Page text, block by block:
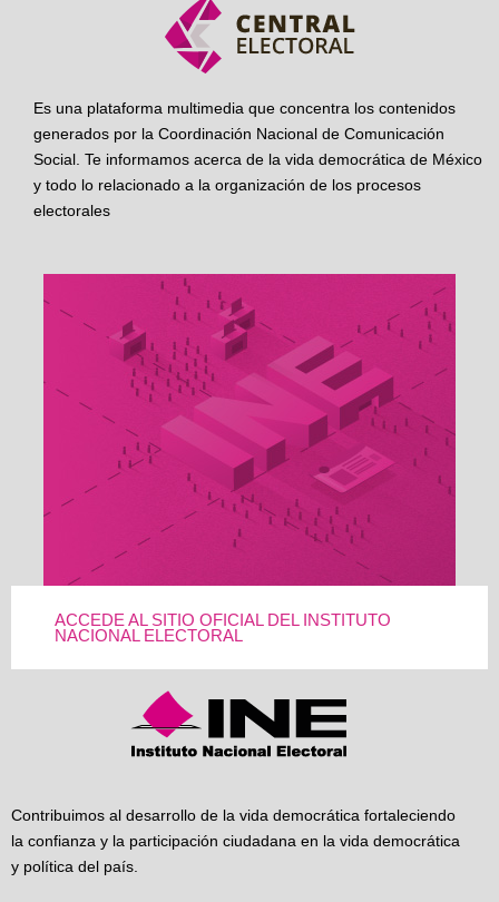
Es una plataforma multimedia que concentra los contenidos
generados por la Coordinación Nacional de Comunicación
Social. Te informamos acerca de la vida democrática de México
y todo lo relacionado a la organización de los procesos
electorales
ACCEDE AL SITIO OFICIAL DEL INSTITUTO
NACIONAL ELECTORAL
Contribuimos al desarrollo de la vida democrática fortaleciendo
la confianza y la participación ciudadana en la vida democrática
y política del país.